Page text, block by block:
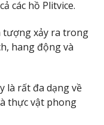
các hồ Plitvice.
tượng xảy ra trong
hang động và
là rất đa dạng về
thực vật phong